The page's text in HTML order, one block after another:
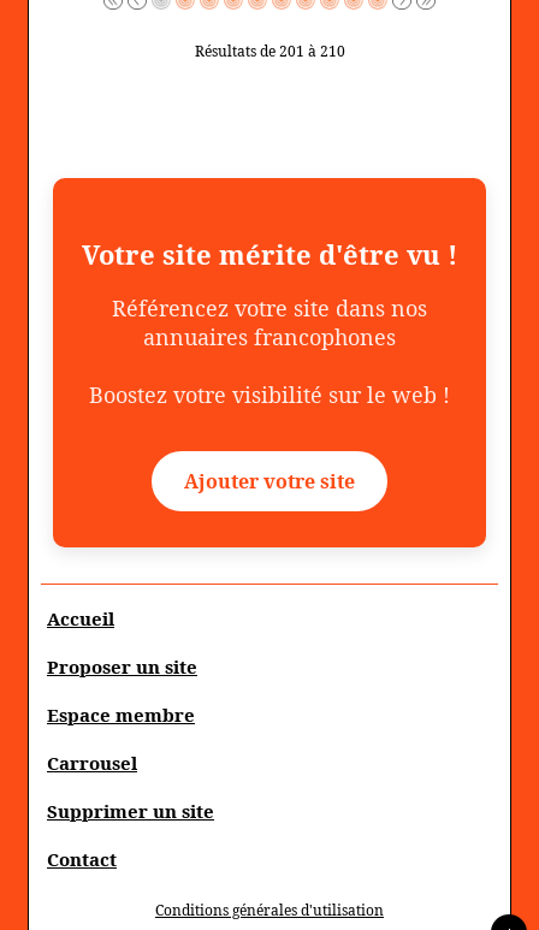
Résultats de 201 à 210
Votre site mérite d'être vu !
Référencez votre site dans nos
annuaires francophones
Boostez votre visibilité sur le web !
Ajouter votre site
Accueil
Proposer un site
Espace membre
Carrousel
Supprimer un site
Contact
Conditions générales d'utilisation